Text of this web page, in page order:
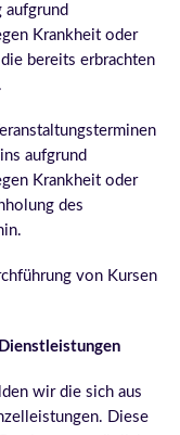
aufgrund
Krankheit oder
bereits erbrachten
aufgrund
Krankheit oder
des
von Kursen
wir die sich aus
Diese